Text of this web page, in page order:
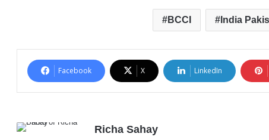
BCCI India
Facebook X LinkedIn
Richa Sahay